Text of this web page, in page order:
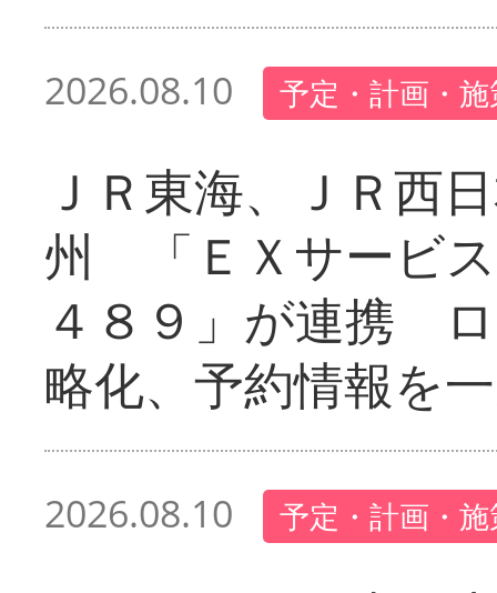
2026.08.10 予定・計画・
ＪＲ東海、ＪＲ西
州 「ＥＸサービ
４８９」が連携
略化、予約情報を
2026.08.10 予定・計画・